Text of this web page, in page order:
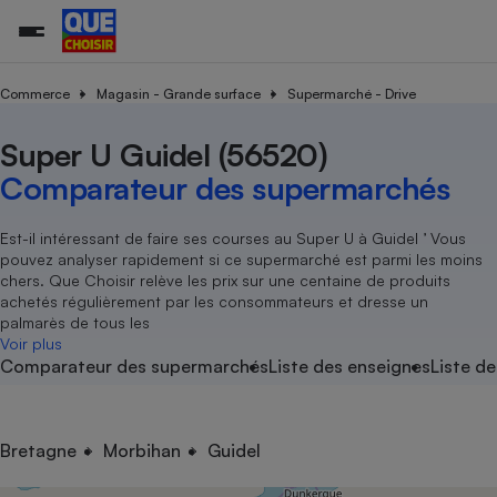
Commerce Magasin - Grande surface Supermarché - Drive
Super U Guidel (56520)
Comparateur des supermarchés
Est-il intéressant de faire ses courses au Super U à Guidel ’ Vous
pouvez analyser rapidement si ce supermarché est parmi les moins
chers. Que Choisir relève les prix sur une centaine de produits
achetés régulièrement par les consommateurs et dresse un
palmarès de tous les
Voir plus
Comparateur des supermarchésListe des enseignesListe
Bretagne Morbihan Guidel
Magasin - Grande surface
Méthode de vente -
Organismes de défense
Système judiciairegratuit
Déchet
Achat - Vente - Travaux
Location
Sport
électrique
Démarche administrative
Senior
Service marchand
Train
Transport aérien
Toutes les actualités
Enquêtes
Guides d'achat
Conseils
Brèves
Tous les services
Soumettre un litige
Lettres types
Rencontrer une association locale
Tous nos combats
Nos actions
Nos grandes victoires
Les billets de la présidente
Nos associations locales
Nous rejoindre
En savoir plus sur Que Choisir Ensemble
?
L’association
Nos missions
Notre méthodologie
Notre financement
Nos partenaires
Nous rejoindre